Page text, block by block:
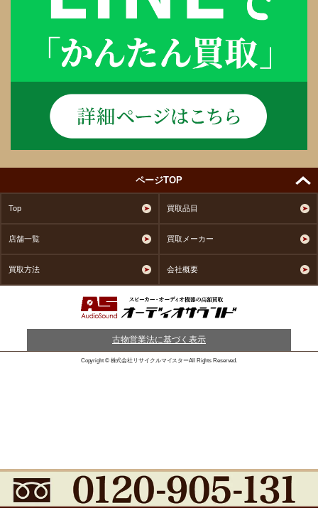
ページTOP
Top 買取品目
店舗一覧 買取メーカー
買取方法 会社概要
古物営業法に基づく表示
Copyright © 株式会社リサイクルマイスターAll Rights Reserved.